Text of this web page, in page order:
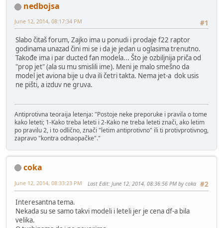
nedbojsa
#1
June 12, 2014, 08:17:34 PM
Slabo čitaš forum, Zajko ima u ponudi i prodaje f22 raptor
godinama unazad čini mi se i da je jedan u oglasima trenutno.
Takođe ima i par ducted fan modela... Što je ozbiljnija priča od
"prop jet" (ala su mu smislili ime). Meni je malo smešno da
model jet aviona bije u dva ili četri takta. Nema jet-a dok usis
ne pišti, a izduv ne gruva.
Antiprotivna teoraija letenja: "Postoje neke preporuke i pravila o tome
kako leteti; 1-Kako treba leteti i 2-Kako ne treba leteti znači, ako letim
po pravilu 2, i to odlično, znači "letim antiprotivno" ili ti protivprotivnog,
zapravo "kontra odnaopačke"."
coka
#2
June 12, 2014, 08:33:23 PM Last Edit: June 12, 2014, 08:36:56 PM by coka
Interesantna tema.
Nekada su se samo takvi modeli i leteli jer je cena df-a bila
velika.